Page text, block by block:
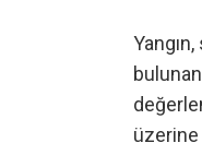
üzerine